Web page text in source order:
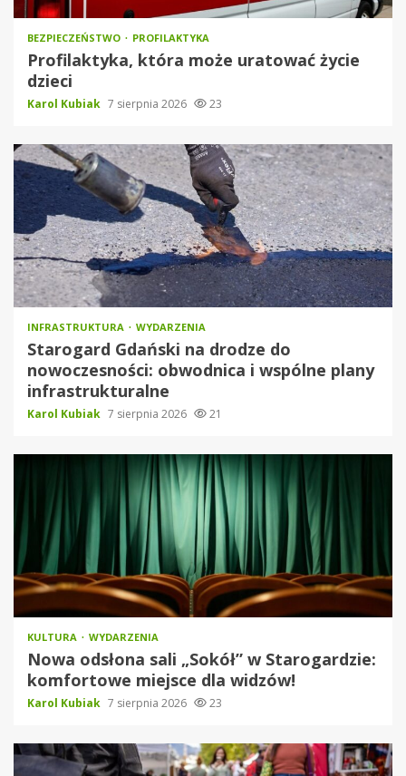
BEZPIECZEŃSTWO PROFILAKTYKA
Profilaktyka, która może uratować życie
dzieci
Karol Kubiak 7 sierpnia 2026 23
INFRASTRUKTURA WYDARZENIA
Starogard Gdański na drodze do
nowoczesności: obwodnica i wspólne plany
infrastrukturalne
Karol Kubiak 7 sierpnia 2026 21
KULTURA WYDARZENIA
Nowa odsłona sali „Sokół” w Starogardzie:
komfortowe miejsce dla widzów!
Karol Kubiak 7 sierpnia 2026 23